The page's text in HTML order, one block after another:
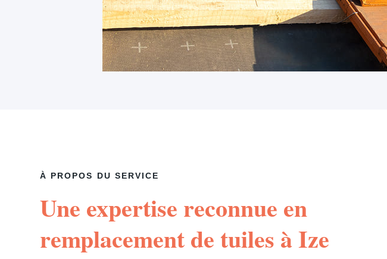
À PROPOS DU SERVICE
Une expertise reconnue en
remplacement de tuiles à Ize